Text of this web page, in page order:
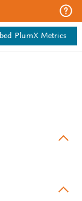
PlumX Metrics